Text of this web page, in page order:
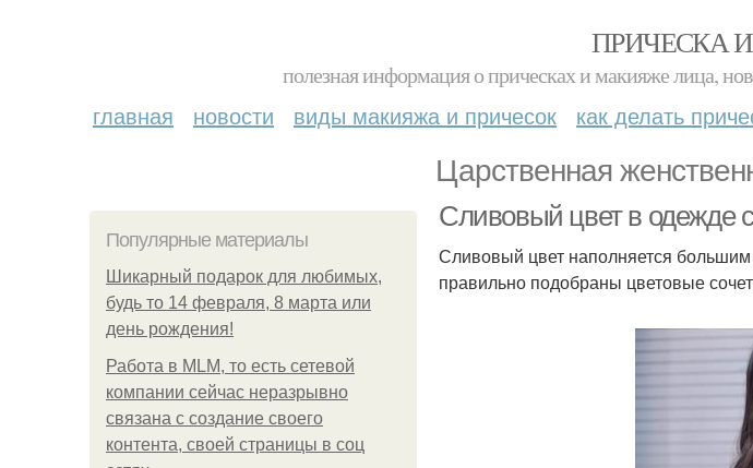
ПРИЧЕСКА
полезная информация о прическах и макияже лица,
главная новости виды макияжа и причесок как делать
Царственная
Популярные материалы
Шикарный подарок для любимых,
будь то 14 февраля, 8 марта или
день рождения!
Работа в MLM, то есть сетевой
компании сейчас неразрывно
связана с создание своего
контента, своей страницы в соц
Сливовый цвет в одежде
Сливовый цвет наполняется
правильно подобраны цветовые